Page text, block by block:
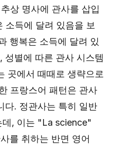
상 명사에 관사를 삽입
소득에 달려 있음을 보
행복은 소득에 달려 있
성별에 따른 관사 시스템
곳에서 때때로 생략으로
프랑스어 패턴은 관사
다. 정관사는 특히 일반
데, 이는 "La science"
를 취하는 반면 영어